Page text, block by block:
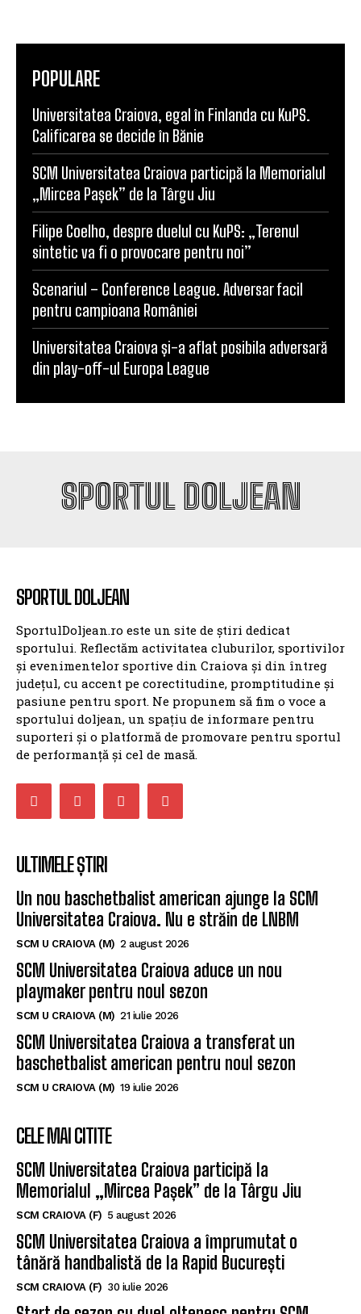
POPULARE
Universitatea Craiova, egal în Finlanda cu KuPS.
Calificarea se decide în Bănie
SCM Universitatea Craiova participă la Memorialul
„Mircea Pașek” de la Târgu Jiu
Filipe Coelho, despre duelul cu KuPS: „Terenul
sintetic va fi o provocare pentru noi”
Scenariul – Conference League. Adversar facil
pentru campioana României
Universitatea Craiova și-a aflat posibila adversară
din play-off-ul Europa League
SPORTUL DOLJEAN
SPORTUL DOLJEAN
SportulDoljean.ro este un site de știri dedicat
sportului. Reflectăm activitatea cluburilor, sportivilor
și evenimentelor sportive din Craiova și din întreg
județul, cu accent pe corectitudine, promptitudine și
pasiune pentru sport. Ne propunem să fim o voce a
sportului doljean, un spațiu de informare pentru
suporteri și o platformă de promovare pentru sportul
de performanță și cel de masă.
ULTIMELE ȘTIRI
Un nou baschetbalist american ajunge la SCM
Universitatea Craiova. Nu e străin de LNBM
SCM U CRAIOVA (M) 2 august 2026
SCM Universitatea Craiova aduce un nou
playmaker pentru noul sezon
SCM U CRAIOVA (M) 21 iulie 2026
SCM Universitatea Craiova a transferat un
baschetbalist american pentru noul sezon
SCM U CRAIOVA (M) 19 iulie 2026
CELE MAI CITITE
SCM Universitatea Craiova participă la
Memorialul „Mircea Pașek” de la Târgu Jiu
SCM CRAIOVA (F) 5 august 2026
SCM Universitatea Craiova a împrumutat o
tânără handbalistă de la Rapid București
SCM CRAIOVA (F) 30 iulie 2026